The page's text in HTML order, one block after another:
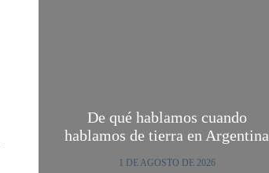
De qué hablamos cuando
hablamos de tierra en Argentina
1 DE AGOSTO DE 2026